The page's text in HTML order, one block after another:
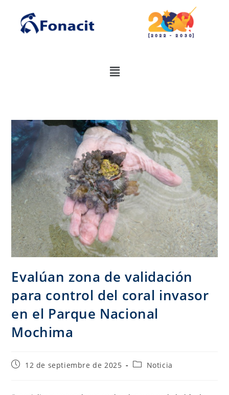
Evalúan zona de validación
para control del coral invasor
en el Parque Nacional
Mochima
12 de septiembre de 2025 Noticia